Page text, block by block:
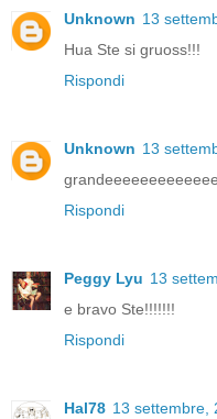
Unknown 13
Hua Ste si gruoss!!!
Rispondi
Unknown 13
Rispondi
Peggy Lyu 13
e bravo Ste!!!!!!!
Rispondi
Hal78 13 settembre,